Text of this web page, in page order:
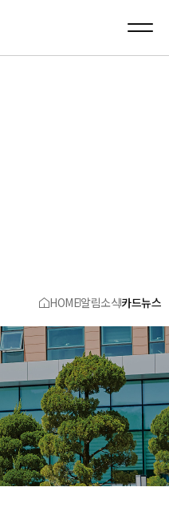
HOME알림소식카드뉴스